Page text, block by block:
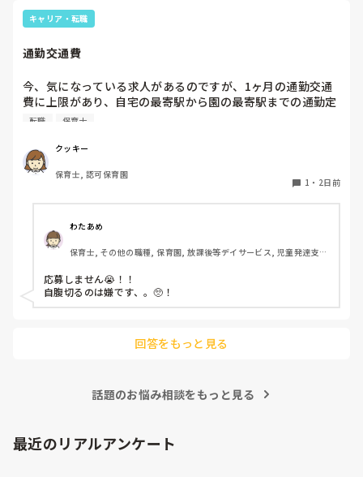
雨遊び、氷遊び、など間食遊びをたくさん行っています。
す！いつもと違うおもちゃ、室内に興味津々です！
キャリア・転職
通勤交通費
今、気になっている求人があるのですが、1ヶ月の通勤交通
費に上限があり、自宅の最寄駅から園の最寄駅までの通勤定
期代が5,000円ほどオーバーします
私としてはなかなか大きい金額なので、この時点で応募を迷
っているのですが、皆さんならどうしますか？
転職 保育士
クッキー
保育士, 認可保育園
1 ・ 2日前
わたあめ
保育士, その他の職種, 保育園, 放課後等デイサービス, 児童発達支援
応募しません😭！！
自腹切るのは嫌です、。🥺！
回答をもっと見る
話題のお悩み相談をもっと見る
最近のリアルアンケート